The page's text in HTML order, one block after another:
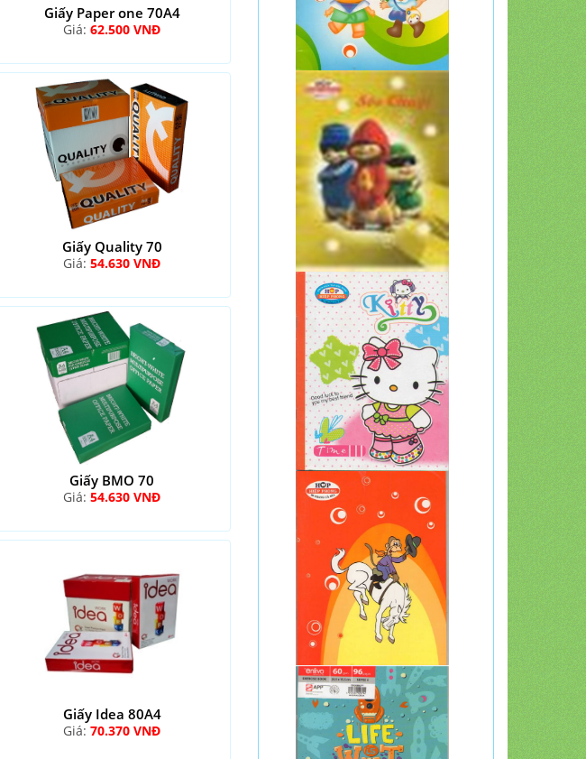
Giấy Paper one 70A4
Giá:62.500 VNĐ
Giấy Quality 70
Giá:54.630 VNĐ
Giấy BMO 70
Giá:54.630 VNĐ
Giấy Idea 80A4
Giá:70.370 VNĐ